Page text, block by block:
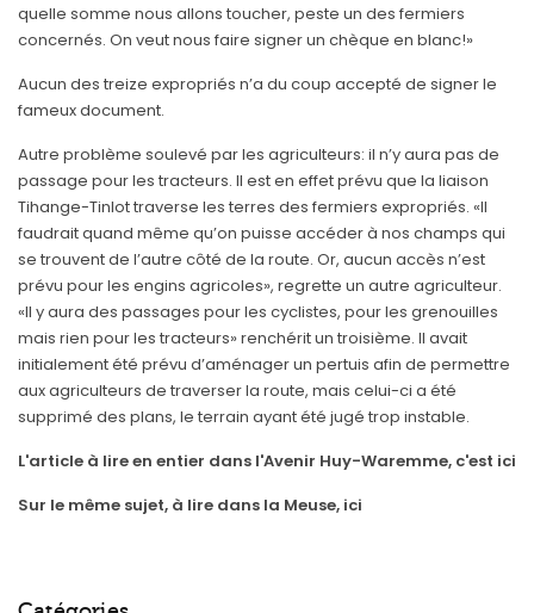
quelle somme nous allons toucher, peste un des fermiers
concernés. On veut nous faire signer un chèque en blanc!»
Aucun des treize expropriés n’a du coup accepté de signer le
fameux document.
Autre problème soulevé par les agriculteurs: il n’y aura pas de
passage pour les tracteurs. Il est en effet prévu que la liaison
Tihange-Tinlot traverse les terres des fermiers expropriés. «Il
faudrait quand même qu’on puisse accéder à nos champs qui
se trouvent de l’autre côté de la route. Or, aucun accès n’est
prévu pour les engins agricoles», regrette un autre agriculteur.
«Il y aura des passages pour les cyclistes, pour les grenouilles
mais rien pour les tracteurs» renchérit un troisième. Il avait
initialement été prévu d’aménager un pertuis afin de permettre
aux agriculteurs de traverser la route, mais celui-ci a été
supprimé des plans, le terrain ayant été jugé trop instable.
L'article à lire en entier dans l'Avenir Huy-Waremme, c'est ici
Sur le même sujet, à lire dans la Meuse, ici